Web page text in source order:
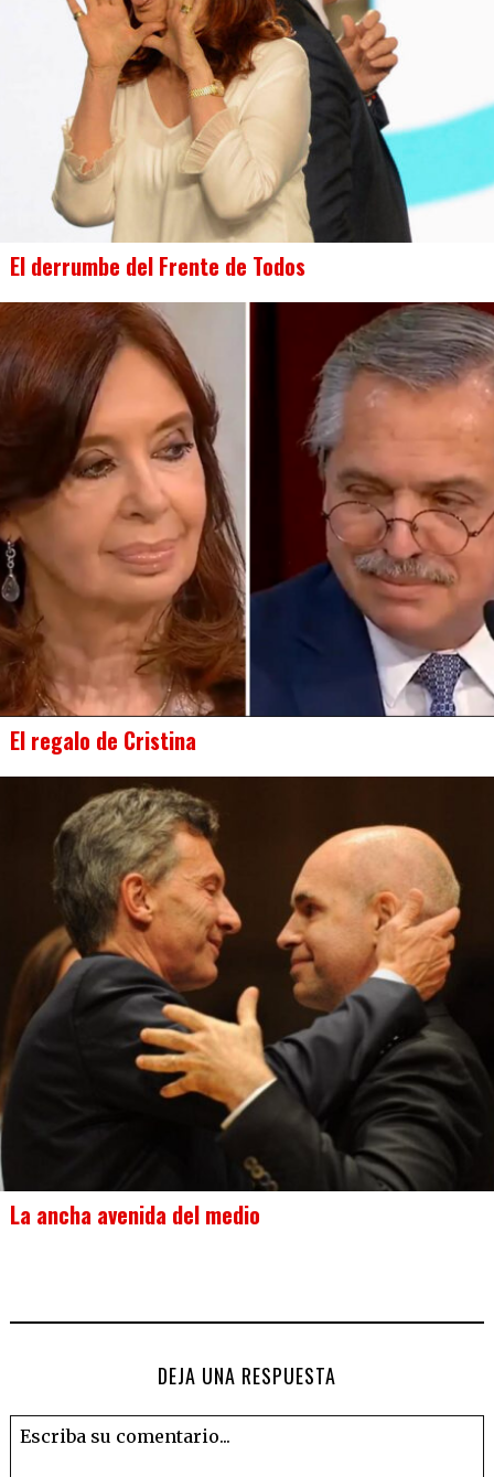
El derrumbe del Frente de Todos
El regalo de Cristina
La ancha avenida del medio
DEJA UNA RESPUESTA